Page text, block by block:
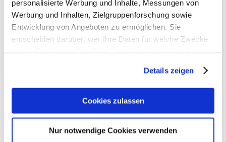
personalisierte Werbung und Inhalte, Messungen von
Werbung und Inhalten, Zielgruppenforschung sowie
Entwicklung von Angeboten zu ermöglichen. Sie
entscheiden darüber, wer Ihre Daten für welche Zwecke
Trigger Symbol ändern oder widerrufen
Wenn Sie es erlauben, würden wir auch gerne:
Informationen über Ihre geografische Lage erfassen,
Ihr Gerät durch aktives Scannen nach bestimmten
Details zeigen
Cookies zulassen
Nur notwendige Cookies verwenden
Wärmepumpen für Ihr Zuhause
Günstige Stromtarife für Ihre